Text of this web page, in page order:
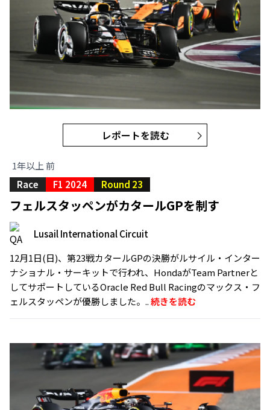
レポートを読む
1年以上 前
Race
F1 2024 Round 23
フェルスタッペンがカタールGPを制す
Lusail International Circuit
12月1日(日)、第23戦カタールGPの決勝がルサイル・インター
ナショナル・サーキットで行われ、HondaがTeam Partnerと
してサポートしているOracle Red Bull Racingのマックス・フ
ェルスタッペンが優勝しました。..続きを読む